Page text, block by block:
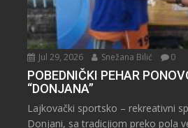
Jul 29, 2026 Snežana Bilić 0
POBEDNIČKI PEHAR
“DONJANA”
Lajkovački sportsko – rekreativni
Donjani, sa tradicjiom preko pola